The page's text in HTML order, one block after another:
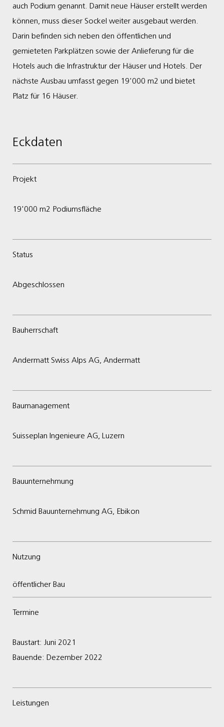
auch Podium genannt. Damit neue Häuser erstellt werden
können, muss dieser Sockel weiter ausgebaut werden.
Darin befinden sich neben den öffentlichen und
gemieteten Parkplätzen sowie der Anlieferung für die
Hotels auch die Infrastruktur der Häuser und Hotels. Der
nächste Ausbau umfasst gegen 19'000 m2 und bietet
Platz für 16 Häuser.
Eckdaten
Projekt
19'000 m2 Podiumsfläche
Status
Abgeschlossen
Bauherrschaft
Andermatt Swiss Alps AG, Andermatt
Baumanagement
Suisseplan Ingenieure AG, Luzern
Bauunternehmung
Schmid Bauunternehmung AG, Ebikon
Nutzung
öffentlicher Bau
Termine
Baustart: Juni 2021
Bauende: Dezember 2022
Leistungen